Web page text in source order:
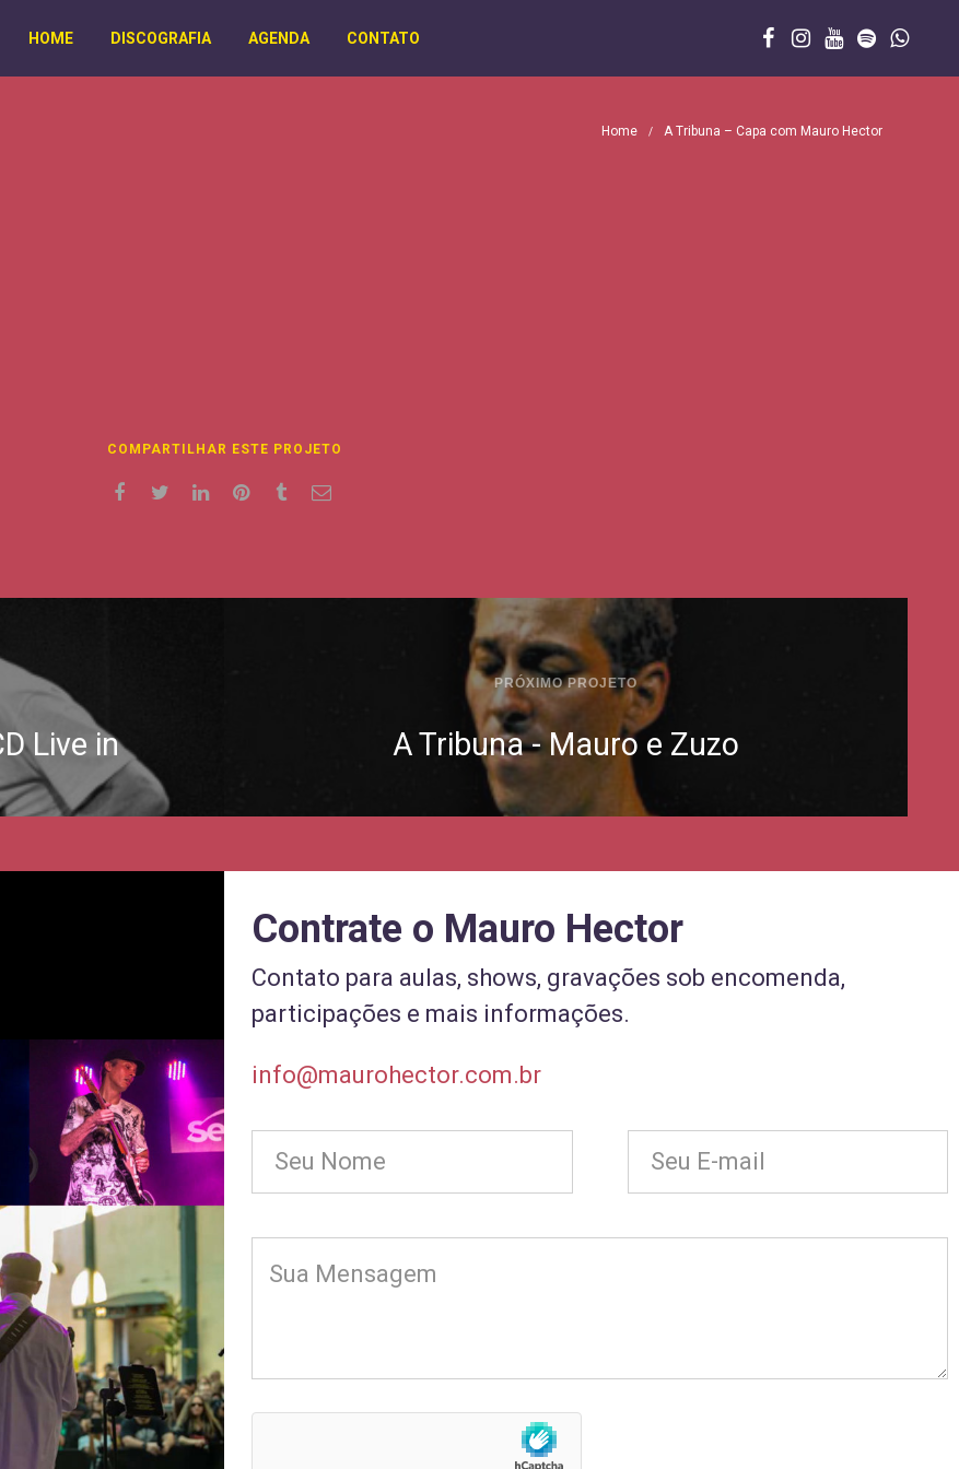
HOME DISCOGRAFIA AGENDA CONTATO
Home / A Tribuna – Capa com Mauro Hector
COMPARTILHAR ESTE PROJETO
Live in
PRÓXIMO PROJETO
A Tribuna - Mauro e Zuzo
Contrate o Mauro Hector
Contato para aulas, shows, gravações sob encomenda,
participações e mais informações.
info@maurohector.com.br